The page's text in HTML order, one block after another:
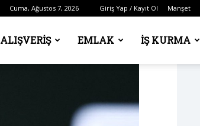
Cuma, Ağustos 7, 2026 Giriş Yap / Kayıt Ol Manşet
ALIŞVERIŞ EMLAK İŞ KURMA